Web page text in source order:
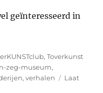
geïnteresseerd in
,Toverkunst
zeg-museum,
,verhalen
Laat